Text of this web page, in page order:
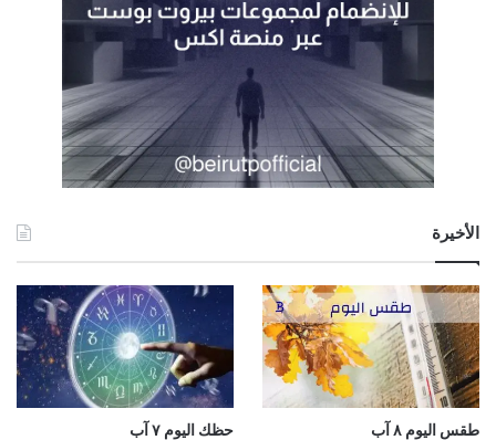
الأخيرة
طقس اليوم ٨ آب حظك اليوم ٧ آب